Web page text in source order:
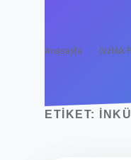
Anasayfa Gizlilik
ETIKET: